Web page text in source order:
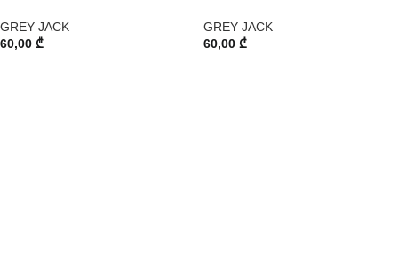
GREY JACK
60,00 ₾
GREY JACK
60,00 ₾